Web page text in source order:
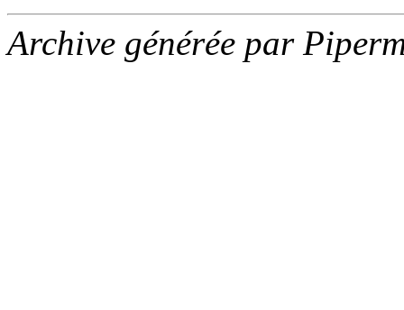
Archive générée par